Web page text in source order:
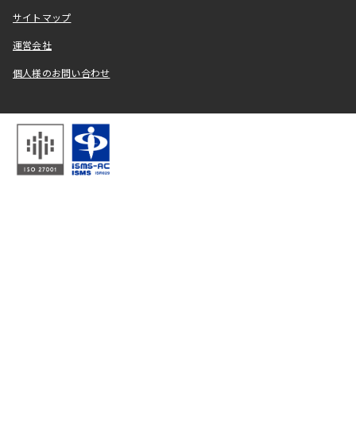
サイトマップ
運営会社
個人様のお問い合わせ